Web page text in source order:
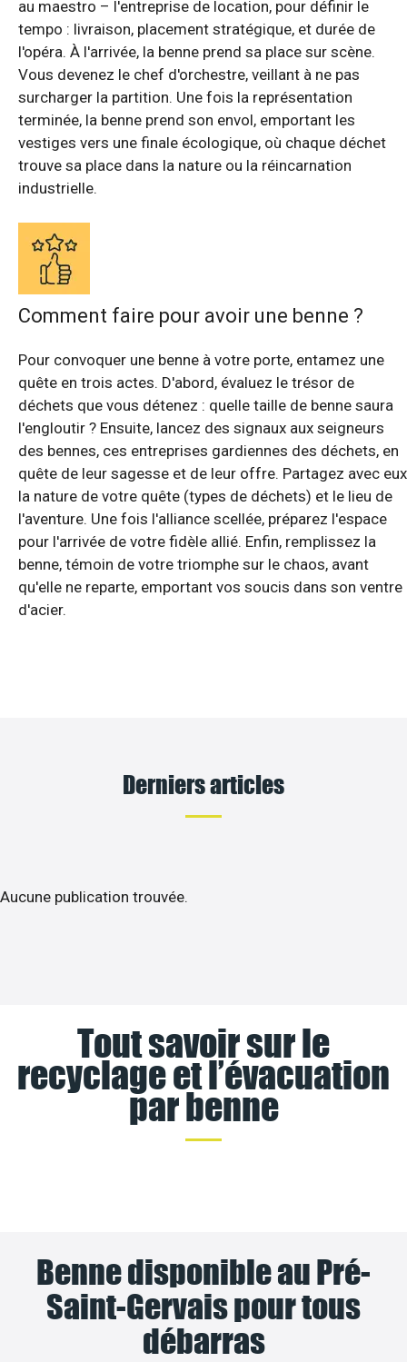
au maestro – l'entreprise de location, pour définir le
tempo : livraison, placement stratégique, et durée de
l'opéra. À l'arrivée, la benne prend sa place sur scène.
Vous devenez le chef d'orchestre, veillant à ne pas
surcharger la partition. Une fois la représentation
terminée, la benne prend son envol, emportant les
vestiges vers une finale écologique, où chaque déchet
trouve sa place dans la nature ou la réincarnation
industrielle.
Comment faire pour avoir une benne ?
Pour convoquer une benne à votre porte, entamez une
quête en trois actes. D'abord, évaluez le trésor de
déchets que vous détenez : quelle taille de benne saura
l'engloutir ? Ensuite, lancez des signaux aux seigneurs
des bennes, ces entreprises gardiennes des déchets, en
quête de leur sagesse et de leur offre. Partagez avec eux
la nature de votre quête (types de déchets) et le lieu de
l'aventure. Une fois l'alliance scellée, préparez l'espace
pour l'arrivée de votre fidèle allié. Enfin, remplissez la
benne, témoin de votre triomphe sur le chaos, avant
qu'elle ne reparte, emportant vos soucis dans son ventre
d'acier.
Derniers articles
Aucune publication trouvée.
Tout savoir sur le
recyclage et l’évacuation
par benne
Benne disponible au Pré-
Saint-Gervais pour tous
débarras